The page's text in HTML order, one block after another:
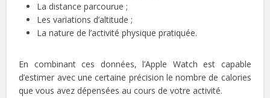
La distance parcourue ;
Les variations d’altitude ;
La nature de l’activité physique pratiquée.
En combinant ces données, l’Apple Watch est capable
d’estimer avec une certaine précision le nombre de calories
que vous avez dépensées au cours de votre activité.